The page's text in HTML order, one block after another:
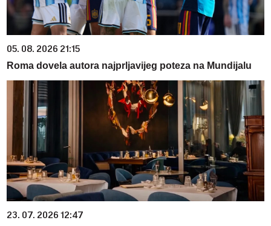
05. 08. 2026 21:15
Roma dovela autora najprljavijeg poteza na Mundijalu
23. 07. 2026 12:47